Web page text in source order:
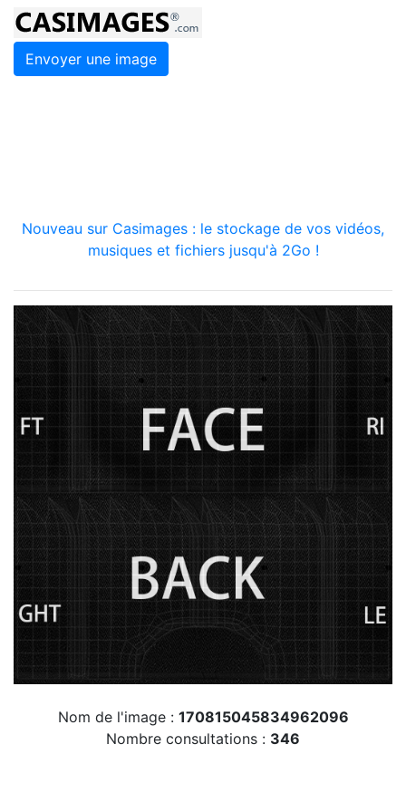
Envoyer une image
Nouveau sur Casimages : le stockage de vos vidéos,
musiques et fichiers jusqu'à 2Go !
Nom de l'image : 170815045834962096
Nombre consultations : 346